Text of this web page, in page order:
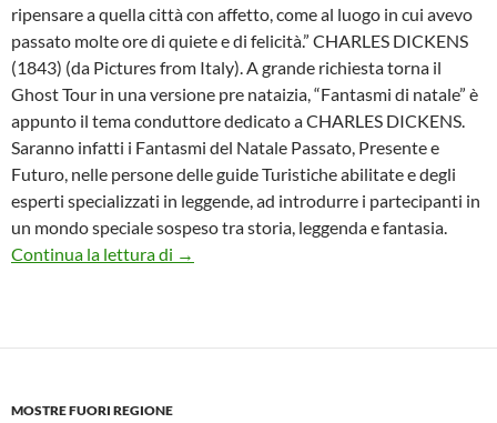
ripensare a quella città con affetto, come al luogo in cui avevo
passato molte ore di quiete e di felicità.” CHARLES DICKENS
(1843) (da Pictures from Italy). A grande richiesta torna il
Ghost Tour in una versione pre nataizia, “Fantasmi di natale” è
appunto il tema conduttore dedicato a CHARLES DICKENS.
Saranno infatti i Fantasmi del Natale Passato, Presente e
Futuro, nelle persone delle guide Turistiche abilitate e degli
esperti specializzati in leggende, ad introdurre i partecipanti in
un mondo speciale sospeso tra storia, leggenda e fantasia.
Continua la lettura di
Tutti alla scoperta di Fantasmi natalizi nel
→
MOSTRE FUORI REGIONE